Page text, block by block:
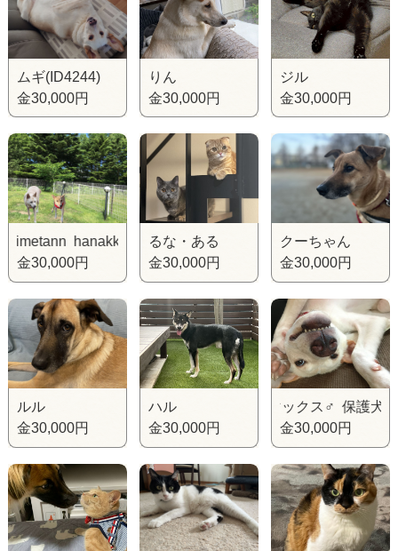
ムギ(ID4244)
金30,000円
りん
金30,000円
ジル
金30,000円
hanakkohimetann hanakkohimetann
金30,000円
るな・ある
金30,000円
クーちゃん
金30,000円
ルル
金30,000円
ハル
金30,000円
保護犬 マックス♂ 保護犬 マ
金30,000円